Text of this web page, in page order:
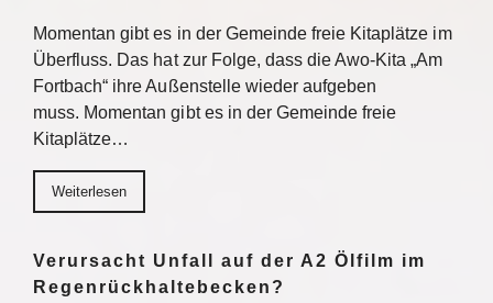
Momentan gibt es in der Gemeinde freie Kitaplätze im
Überfluss. Das hat zur Folge, dass die Awo-Kita „Am
Fortbach“ ihre Außenstelle wieder aufgeben
muss. Momentan gibt es in der Gemeinde freie
Kitaplätze…
Weiterlesen
Verursacht Unfall auf der A2 Ölfilm im
Regenrückhaltebecken?